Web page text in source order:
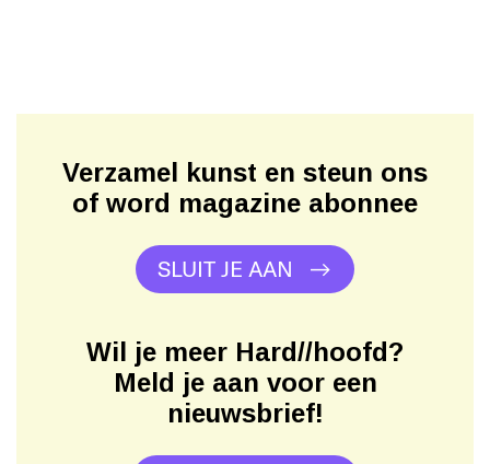
Verzamel kunst en steun ons
of word magazine abonnee
SLUIT JE AAN
Wil je meer Hard//hoofd?
Meld je aan voor een
nieuwsbrief!